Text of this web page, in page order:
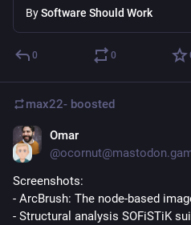
BySoftware Should Work
0 0
max22- boosted
Omar
Screenshots:
- ArcBrush: The node-based
- Structural analysis SOFiSTiK